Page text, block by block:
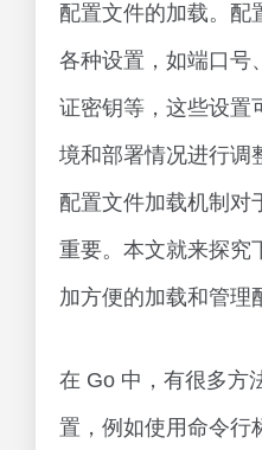
配置文件的加载。配
各种设置，如端口号
证密钥等，这些设置
境和部署情况进行调
配置文件加载机制对
重要。本文就来探究
加方便的加载和管理
在 Go 中，有很多方
置，例如使用命令行